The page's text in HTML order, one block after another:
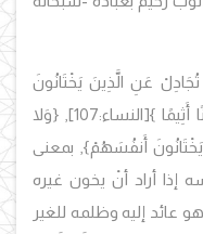
تُجَادِلْ عَنِ الَّذِينَ يَخْتَانُونَ
}[النساء:107]
{وَلا
أَنفُسَهُمْ}, بمعنى
إذا أراد أنْ يخون غيره
عائد إليه وظلمه للغير